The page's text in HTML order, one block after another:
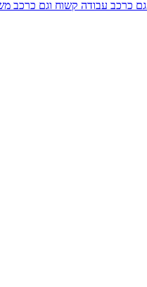
כרכב עבודה קשוח וגם כרכב